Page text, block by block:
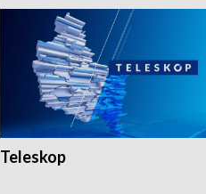
Teleskop